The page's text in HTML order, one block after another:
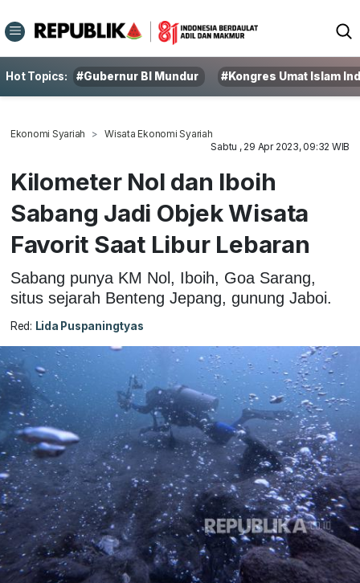
Hot Topics: #Gubernur BI Mundur #Kongres Umat Islam
Ekonomi Syariah
Wisata Ekonomi Syariah
Sabtu , 29 Apr 2023, 09:32 WIB
Kilometer Nol dan Iboih
Sabang Jadi Objek Wisata
Favorit Saat Libur Lebaran
Sabang punya KM Nol, Iboih, Goa Sarang,
situs sejarah Benteng Jepang, gunung Jaboi.
Red: Lida Puspaningtyas